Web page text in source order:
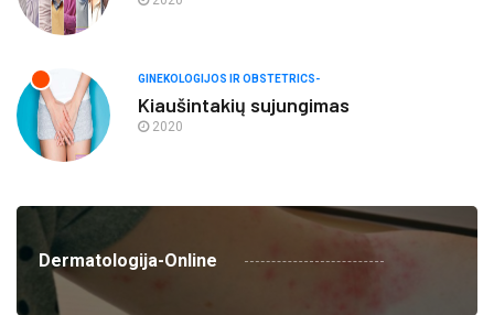
GINEKOLOGIJOS IR OBSTETRICS-
Kiaušintakių sujungimas
2020
Dermatologija-Online